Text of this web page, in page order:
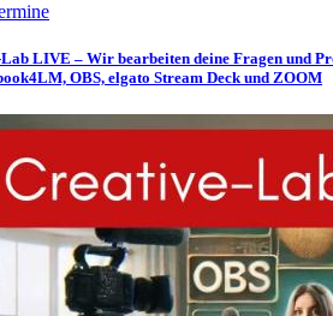
LIVE – Wir bearbeiten deine Fragen und
OBS, elgato Stream Deck und ZOOM